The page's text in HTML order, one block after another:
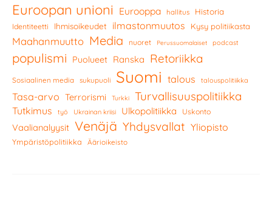
Euroopan unioni Eurooppa hallitus Historia
Identiteetti Ihmisoikeudet ilmastonmuutos Kysy politiikasta
Maahanmuutto Media nuoret Perussuomalaiset podcast
populismi Puolueet Ranska Retoriikka
Sosiaalinen media sukupuoli Suomi talous talouspolitiikka
Tasa-arvo Terrorismi Turkki Turvallisuuspolitiikka
Tutkimus työ Ukrainan kriisi Ulkopolitiikka Uskonto
Vaalianalyysit Venäjä Yhdysvallat Yliopisto
Ympäristöpolitiikka Äärioikeisto